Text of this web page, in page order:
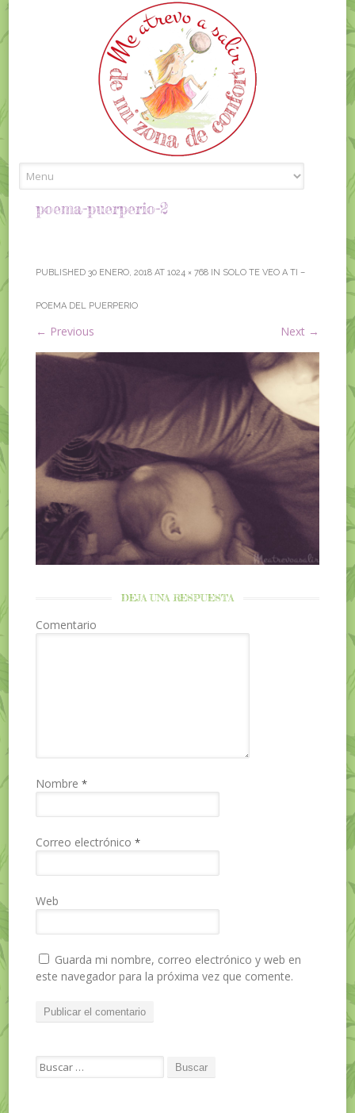
poema-puerperio-2
PUBLISHED30 ENERO, 2018 AT1024 × 768 IN SOLO TE VEO A TI –
POEMA DEL PUERPERIO
← Previous Next →
DEJA UNA RESPUESTA
Comentario
Nombre*
Correo electrónico*
Web
Guarda mi nombre, correo electrónico y web en
este navegador para la próxima vez que comente.
Search for: